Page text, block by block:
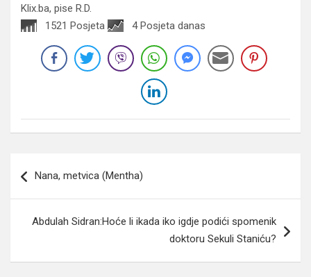
Klix.ba, pise R.D.
1521 Posjeta
4 Posjeta danas
članaka
Nana, metvica (Mentha)
Abdulah Sidran:Hoće li ikada iko igdje podići spomenik
doktoru Sekuli Staniću?